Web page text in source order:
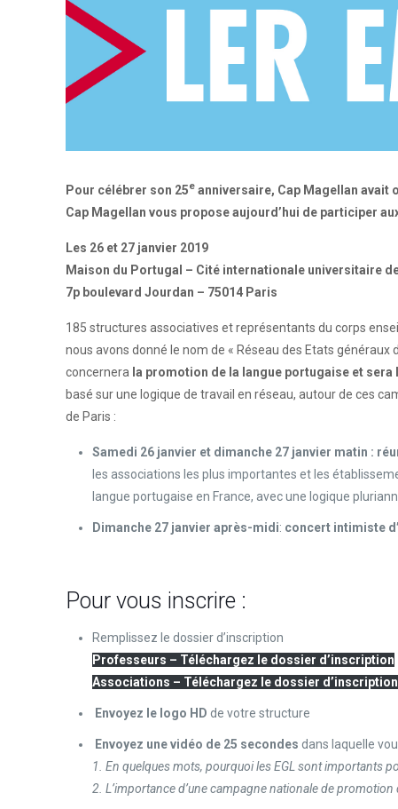
Pour célébrer son 25e anniversaire, Cap Magellan avait
Cap Magellan vous propose aujourd’hui de participer
Les 26 et 27 janvier 2019
Maison du Portugal – Cité internationale universitaire
7p boulevard Jourdan – 75014 Paris
185 structures associatives et représentants du corps
nous avons donné le nom de « Réseau des Etats
concernera la promotion de la langue portugaise et
basé sur une logique de travail en réseau, autour de ces
de Paris :
Samedi 26 janvier et dimanche 27 janvier matin :
les associations les plus importantes et les
langue portugaise en France, avec une logique
Dimanche 27 janvier après-midi: concert intimiste
Pour vous inscrire :
Remplissez le dossier d’inscription
Professeurs – Téléchargez le dossier d’inscription
Associations – Téléchargez le dossier d’inscription
Envoyez le logo HD de votre structure
Envoyez une vidéo de 25 secondes dans laquelle
1. En quelques mots, pourquoi les EGL sont importants
2. L’importance d’une campagne nationale de